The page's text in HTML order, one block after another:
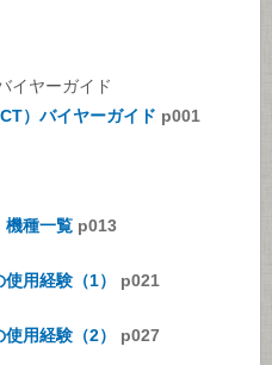
イヤーガイド
）バイヤーガイド p001
機種一覧 p013
用経験（1）
p021
用経験（2）
p027